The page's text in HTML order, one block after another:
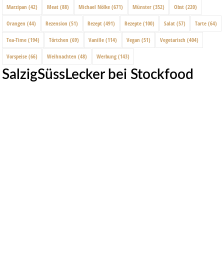
Marzipan (42) Meat (88) Michael Nölke (671) Münster (352) Obst (220)
Orangen (44) Rezension (51) Rezept (491) Rezepte (100) Salat (57) Tarte (64)
Tea-Time (194) Törtchen (69) Vanille (114) Vegan (51) Vegetarisch (404)
Vorspeise (66) Weihnachten (48) Werbung (143)
SalzigSüssLecker bei Stockfood